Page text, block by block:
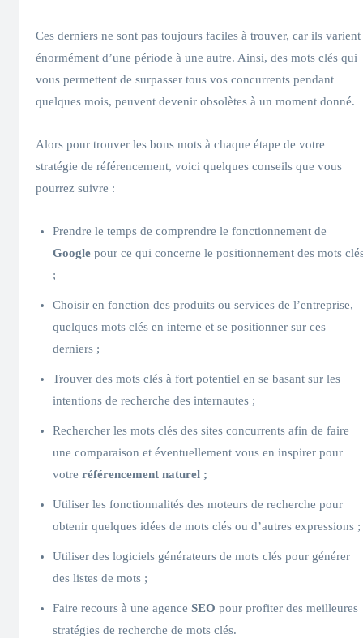
Ces derniers ne sont pas toujours faciles à trouver, car ils varient
énormément d’une période à une autre. Ainsi, des mots clés qui
vous permettent de surpasser tous vos concurrents pendant
quelques mois, peuvent devenir obsolètes à un moment donné.
Alors pour trouver les bons mots à chaque étape de votre
stratégie de référencement, voici quelques conseils que vous
pourrez suivre :
Prendre le temps de comprendre le fonctionnement de
Google pour ce qui concerne le positionnement des mots
;
Choisir en fonction des produits ou services de l’entreprise,
quelques mots clés en interne et se positionner sur ces
derniers ;
Trouver des mots clés à fort potentiel en se basant sur les
intentions de recherche des internautes ;
Rechercher les mots clés des sites concurrents afin de faire
une comparaison et éventuellement vous en inspirer pour
votre référencement naturel ;
Utiliser les fonctionnalités des moteurs de recherche pour
obtenir quelques idées de mots clés ou d’autres expressions ;
Utiliser des logiciels générateurs de mots clés pour générer
des listes de mots ;
Faire recours à une agence SEO pour profiter des meilleures
stratégies de recherche de mots clés.